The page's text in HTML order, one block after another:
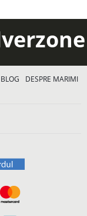
BLOG
DESPRE MARIMI